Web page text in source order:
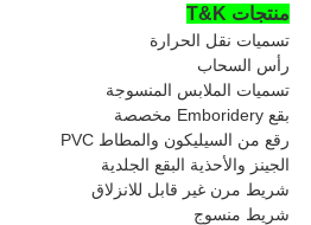
منتجات T&K
تسميات نقل الحرارة
رأس السحاب
تسميات الملابس المنسوجة
بقع Emboridery مخصصة
رقع من السيليكون والمطاط PVC
الجينز والأحذية البقع الجلدية
شريط مرن غير قابل للانزلاق
شريط منسوج